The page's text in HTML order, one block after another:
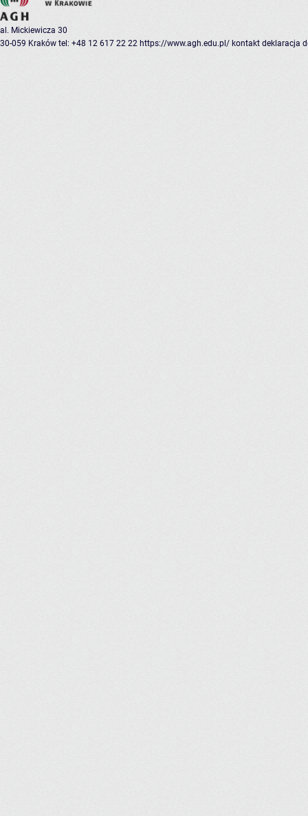
al. Mickiewicza 30
30-059 Kraków tel: +48 12 617 22 22 https://www.agh.edu.pl/ kontakt deklaracja